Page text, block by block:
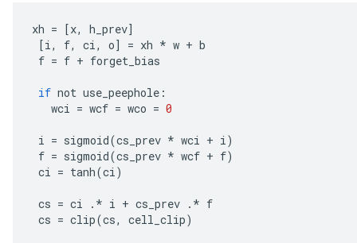
xh = [x, h_prev]
[i, f, ci, o] = xh * w + b
f = f + forget_bias
if not use_peephole :
wci = wcf = wco = 0
i = sigmoid(cs_prev * wci + i)
f = sigmoid(cs_prev * wcf + f)
ci = tanh(ci)
cs = ci . * i + cs_prev . * f
cs = clip(cs, cell_clip)